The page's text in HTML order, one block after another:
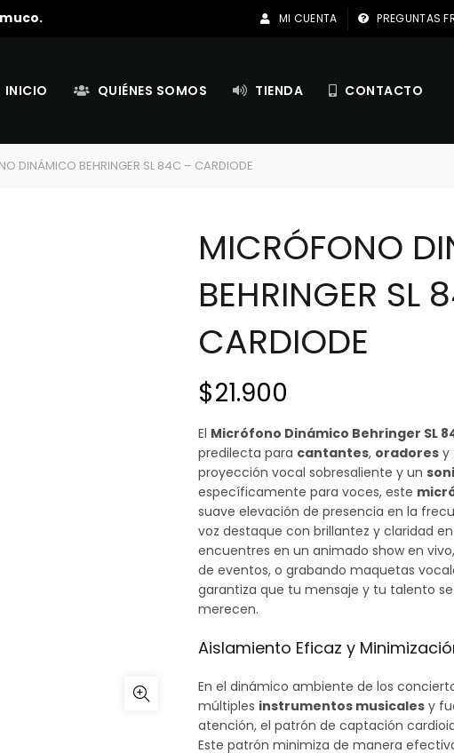
MI CUENTA PREGUNTAS
INICIO QUIÉNES SOMOS TIENDA CONTACTO
DINÁMICO BEHRINGER SL 84C – CARDIODE
MICRÓFONO
BEHRINGER SL
CARDIODE
$21.900
El Micrófono Dinámico Behringer SL
predilecta para cantantes, oradores y
proyección vocal sobresaliente y un
específicamente para voces, este
suave elevación de presencia en la
voz destaque con brillantez y claridad
encuentres en un animado show en
de eventos, o grabando maquetas
garantiza que tu mensaje y tu talento
merecen.
Aislamiento Eficaz y
En el dinámico ambiente de los
múltiples instrumentos musicales y
atención, el patrón de captación
Este patrón minimiza de manera